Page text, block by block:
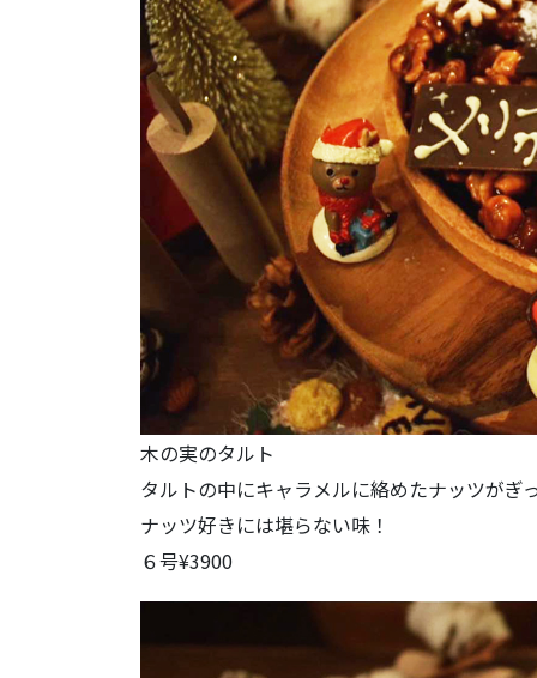
木の実のタルト
タルトの中にキャラメルに絡めたナッツがぎ
ナッツ好きには堪らない味！
６号¥3900